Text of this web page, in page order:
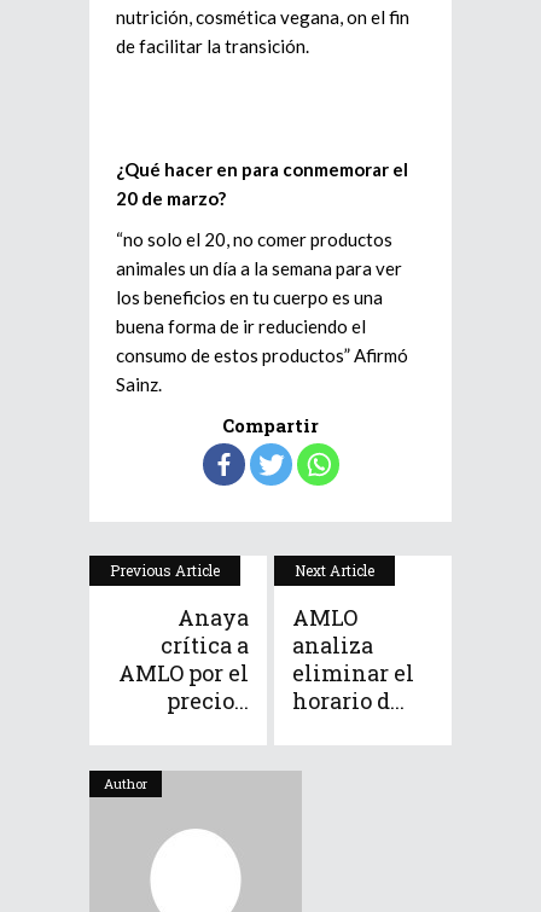
nutrición, cosmética vegana, on el fin
de facilitar la transición.
¿Qué hacer en para conmemorar el
20 de marzo?
“no solo el 20, no comer productos
animales un día a la semana para ver
los beneficios en tu cuerpo es una
buena forma de ir reduciendo el
consumo de estos productos” Afirmó
Sainz.
Compartir
Previous Article
Anaya
crítica a
AMLO por el
precio...
Next Article
AMLO
analiza
eliminar el
horario d...
Author